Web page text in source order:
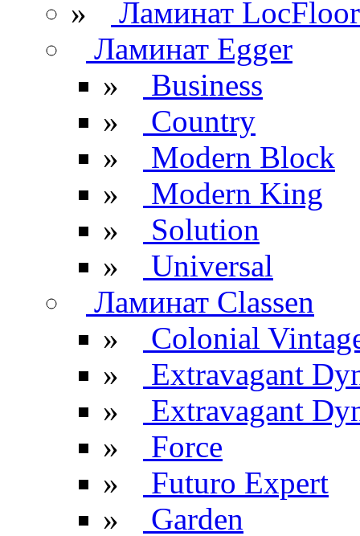
»
Ламинат LocFloor
Ламинат Egger
»
Business
»
Country
»
Modern Block
»
Modern King
»
Solution
»
Universal
Ламинат Classen
»
Colonial
»
Extravagant
»
Extravagant
»
Force
»
Futuro Expert
»
Garden